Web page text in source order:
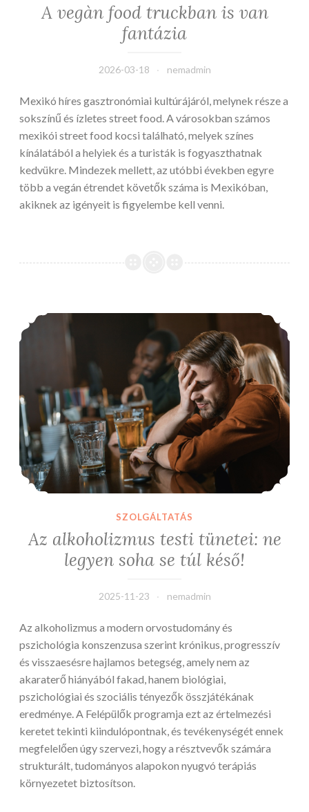
A vegàn food truckban is van
fantázia
2026-03-18 nemadmin
Mexikó híres gasztronómiai kultúrájáról, melynek része a
sokszínű és ízletes street food. A városokban számos
mexikói street food kocsi található, melyek színes
kínálatából a helyiek és a turisták is fogyaszthatnak
kedvükre. Mindezek mellett, az utóbbi években egyre
több a vegán étrendet követők száma is Mexikóban,
akiknek az igényeit is figyelembe kell venni.
Az alkoholizmus testi tünetei: ne legyen soha se túl késő!
SZOLGÁLTATÁS
Az alkoholizmus testi tünetei: ne
legyen soha se túl késő!
2025-11-23 nemadmin
Az alkoholizmus a modern orvostudomány és
pszichológia konszenzusa szerint krónikus, progresszív
és visszaesésre hajlamos betegség, amely nem az
akaraterő hiányából fakad, hanem biológiai,
pszichológiai és szociális tényezők összjátékának
eredménye. A Felépülők programja ezt az értelmezési
keretet tekinti kiindulópontnak, és tevékenységét ennek
megfelelően úgy szervezi, hogy a résztvevők számára
strukturált, tudományos alapokon nyugvó terápiás
környezetet biztosítson.